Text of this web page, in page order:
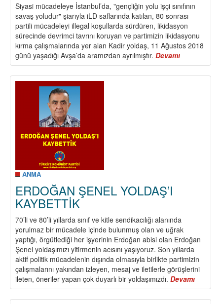
Siyasi mücadeleye İstanbul’da, "gençliğin yolu işçi sınıfının
savaş yoludur" şiarıyla iLD saflarında katılan, 80 sonrası
partili mücadeleyi illegal koşullarda sürdüren, likidasyon
sürecinde devrimci tavrını koruyan ve partimizin likidasyonu
kırma çalışmalarında yer alan Kadir yoldaş, 11 Ağustos 2018
günü yaşadığı Avşa’da aramızdan ayrılmıştır. Devamı
KADİR
TOKTA
ANMA
ERDOĞAN ŞENEL YOLDAŞ’I
KAYBETTİK
70’li ve 80’li yıllarda sınıf ve kitle sendikacılığı alanında
yorulmaz bir mücadele içinde bulunmuş olan ve uğrak
yaptığı, örgütlediği her işyerinin Erdoğan abisi olan Erdoğan
Şenel yoldaşımızı yitirmenin acısını yaşıyoruz. Son yıllarda
aktif politik mücadelenin dışında olmasıyla birlikte partimizin
çalışmalarını yakından izleyen, mesaj ve iletilerle görüşlerini
ileten, öneriler yapan çok duyarlı bir yoldaşımızdı. Devamı
ŞENEL